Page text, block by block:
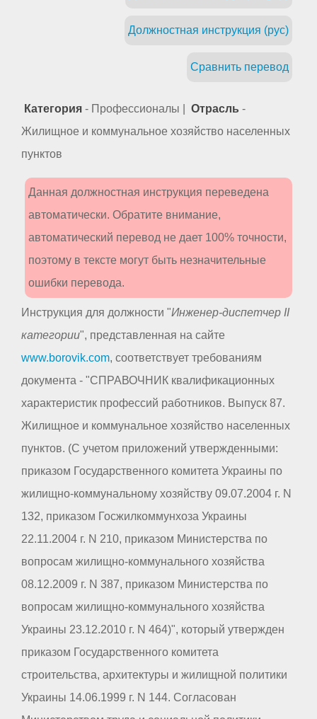
Должностная инструкция (рус)
Сравнить перевод
Категория - Профессионалы | Отрасль -
Жилищное и коммунальное хозяйство населенных
пунктов
Данная должностная инструкция переведена
автоматически. Обратите внимание,
автоматический перевод не дает 100% точности,
поэтому в тексте могут быть незначительные
ошибки перевода.
Инструкция для должности "Инженер-диспетчер II
категории", представленная на сайте
www.borovik.com, соответствует требованиям
документа - "СПРАВОЧНИК квалификационных
характеристик профессий работников. Выпуск 87.
Жилищное и коммунальное хозяйство населенных
пунктов. (С учетом приложений утвержденными:
приказом Государственного комитета Украины по
жилищно-коммунальному хозяйству 09.07.2004 г. N
132, приказом Госжилкоммунхоза Украины
22.11.2004 г. N 210, приказом Министерства по
вопросам жилищно-коммунального хозяйства
08.12.2009 г. N 387, приказом Министерства по
вопросам жилищно-коммунального хозяйства
Украины 23.12.2010 г. N 464)", который утвержден
приказом Государственного комитета
строительства, архитектуры и жилищной политики
Украины 14.06.1999 г. N 144. Согласован